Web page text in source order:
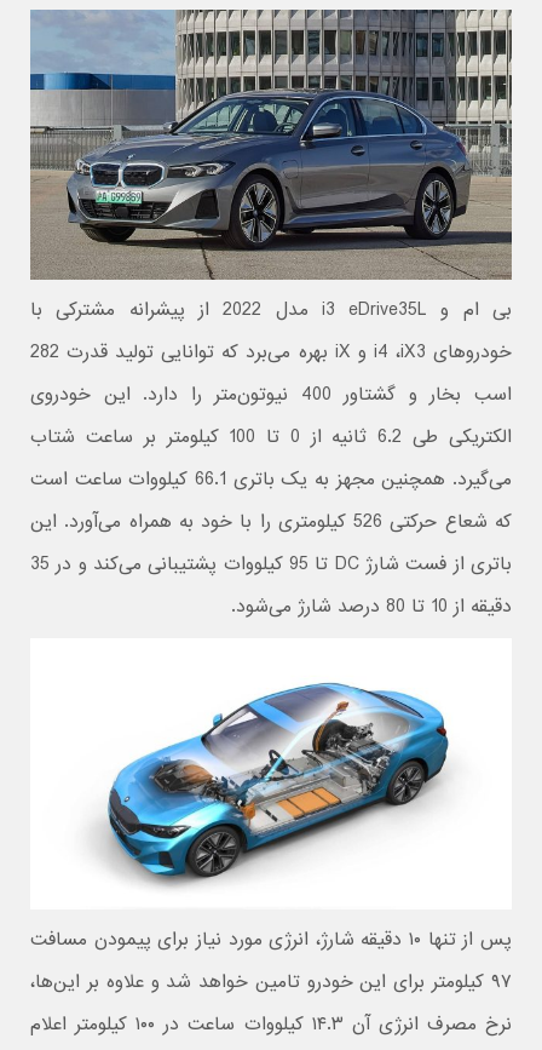
بی ام و i3 eDrive35L مدل 2022 از پیشرانه مشترکی با
خودروهای i4 ،iX3 و iX بهره می‌برد که توانایی تولید قدرت 282
اسب بخار و گشتاور 400 نیوتون‌متر را دارد. این خودروی
الکتریکی طی 6.2 ثانیه از 0 تا 100 کیلومتر بر ساعت شتاب
می‌گیرد. همچنین مجهز به یک باتری 66.1 کیلووات ساعت است
که شعاع حرکتی 526 کیلومتری را با خود به همراه می‌آورد. این
باتری از فست شارژ DC تا 95 کیلووات پشتیبانی می‌کند و در 35
دقیقه از 10 تا 80 درصد شارژ می‌شود.
پس از تنها ۱۰ دقیقه شارژ، انرژی مورد نیاز برای پیمودن مسافت
۹۷ کیلومتر برای این خودرو تامین خواهد شد و علاوه بر این‌ها،
نرخ مصرف انرژی آن ۱۴.۳ کیلووات ساعت در ۱۰۰ کیلومتر اعلام